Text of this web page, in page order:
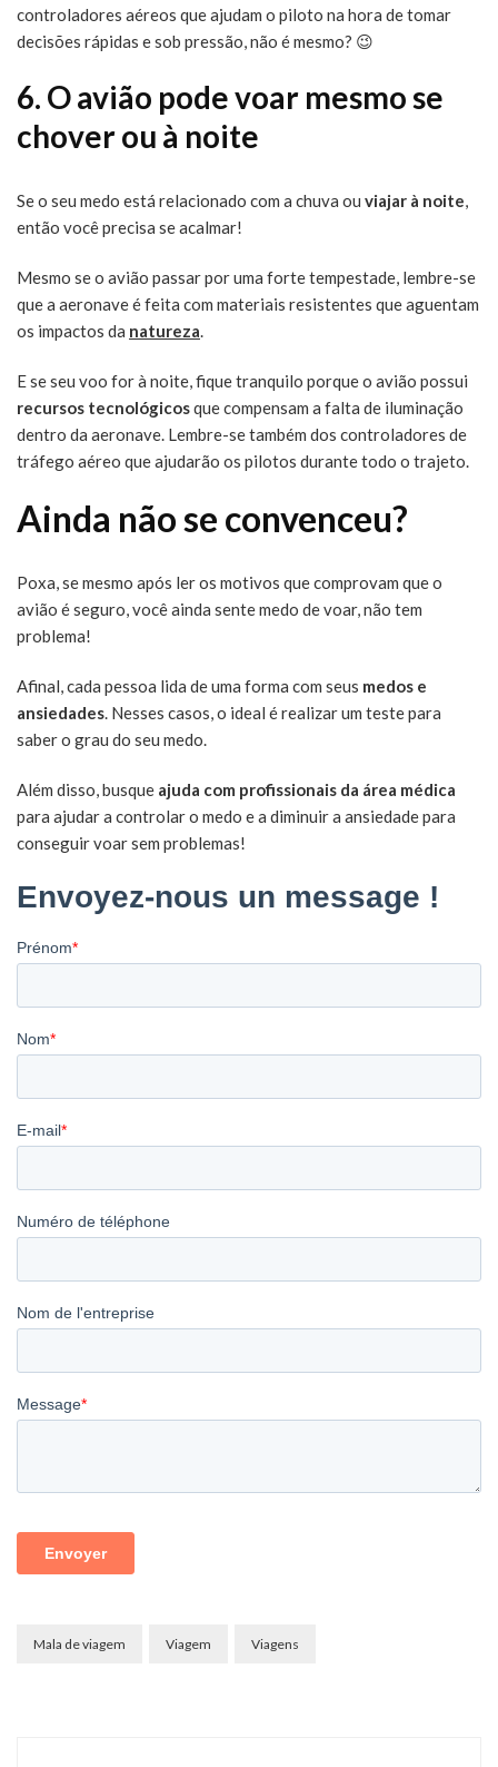
controladores aéreos que ajudam o piloto na hora de tomar
decisões rápidas e sob pressão, não é mesmo? 😉
6. O avião pode voar mesmo se
chover ou à noite
Se o seu medo está relacionado com a chuva ou viajar à noite,
então você precisa se acalmar!
Mesmo se o avião passar por uma forte tempestade, lembre-se
que a aeronave é feita com materiais resistentes que aguentam
os impactos da natureza.
E se seu voo for à noite, fique tranquilo porque o avião possui
recursos tecnológicosque compensam a falta de iluminação
dentro da aeronave. Lembre-se também dos controladores de
tráfego aéreo que ajudarão os pilotos durante todo o trajeto.
Ainda não se convenceu?
Poxa, se mesmo após ler os motivos que comprovam que o
avião é seguro, você ainda sente medo de voar, não tem
problema!
Afinal, cada pessoa lida de uma forma com seus medos e
ansiedades. Nesses casos, o ideal é realizar um teste para
saber o grau do seu medo.
Além disso, busque ajuda com profissionais da área médica
para ajudar a controlar o medo e a diminuir a ansiedade para
conseguir voar sem problemas!
Mala de viagem Viagem Viagens